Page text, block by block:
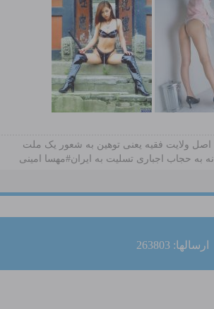
اصل ولایت فقیه یعنی‌ توهین به شعور یک ملت
نه به حجاب اجباری تسلیت به ایران#مهسا امینی
ارسالها: 263803